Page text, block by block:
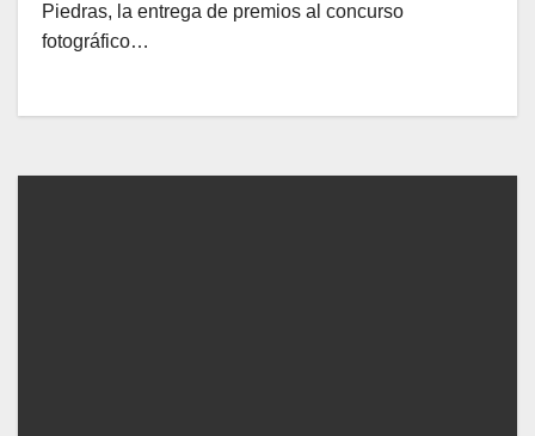
Piedras, la entrega de premios al concurso
fotográfico…